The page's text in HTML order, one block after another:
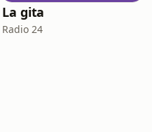
La gita
Radio 24